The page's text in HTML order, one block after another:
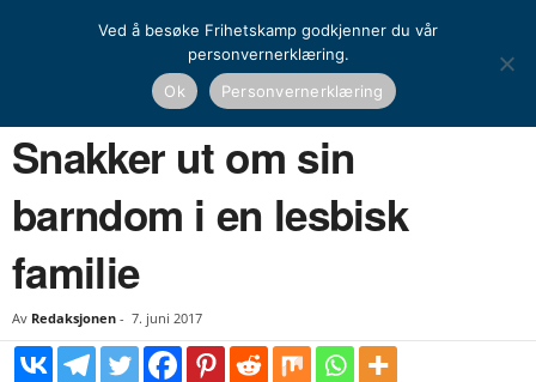
Globalt Snakker ut om sin barndom i en lesbisk familie
Snakker ut om sin
barndom i en lesbisk
familie
Av Redaksjonen - 7. juni 2017
Ved å besøke Frihetskamp godkjenner du vår
personvernerklæring.
Ok
Personvernerklæring